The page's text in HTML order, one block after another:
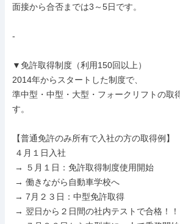
面接から合否までは3～5日です。
-
▼免許取得制度（利用150回以上）
2014年からスタートした制度で、
準中型・中型・大型・フォークリフトの取
す。
【普通免許のみ所有で入社の方の取得例】